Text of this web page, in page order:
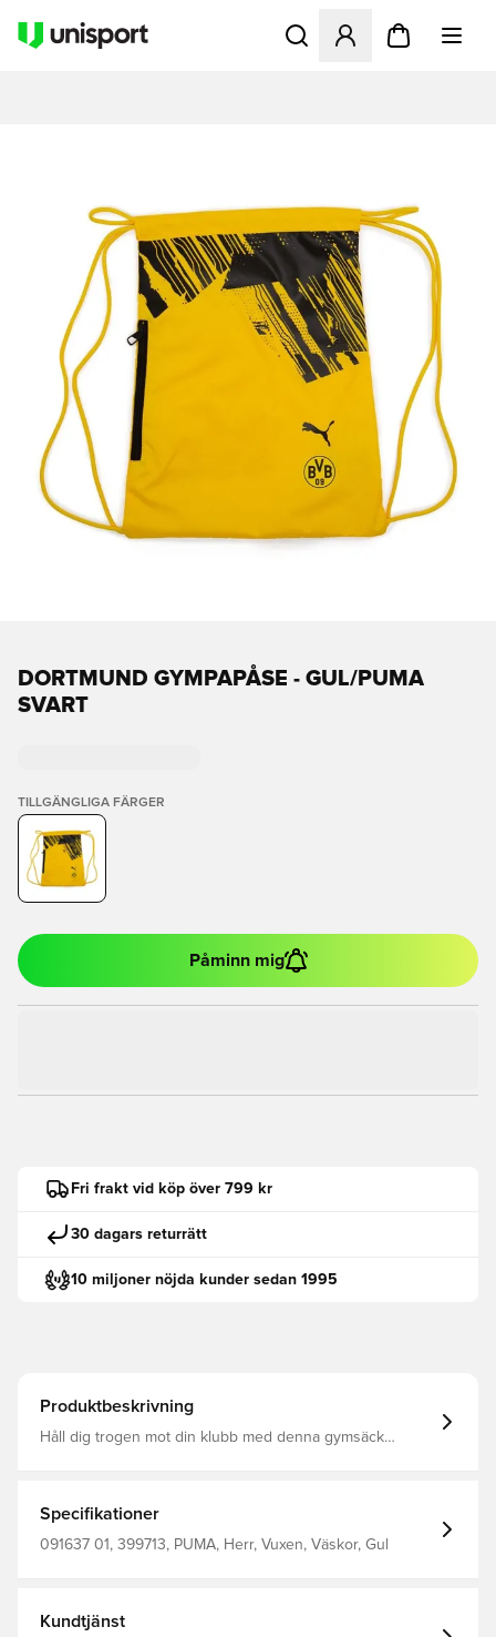
Öppnar en Modal för att
DORTMUND GYMPAPÅSE - GUL/PUMA
SVART
TILLGÄNGLIGA FÄRGER
Påminn mig
Fri frakt vid köp över 799 kr
30 dagars returrätt
10 miljoner nöjda kunder sedan 1995
Produktbeskrivning
Håll dig trogen mot din klubb med denna gymsäck
Specifikationer
091637 01, 399713, PUMA, Herr, Vuxen, Väskor, Gul
Kundtjänst